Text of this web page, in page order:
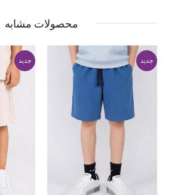
محصولات مشابه
جدید جدید